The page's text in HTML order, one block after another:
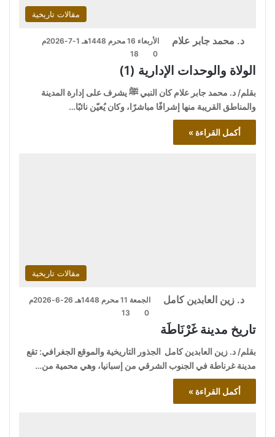
مقالات تاريخية
د. محمد جابر علام
الأربعاء 16 محرم 1448هـ 1-7-2026م
0
18
الولاة والوحدات الإدارية (1)
بقلم/ د. محمد جابر علام كان النبي ﷺ يشرف على إدارة المدينة
والمناطق القريبة منها إشرافًا مباشرًا، وكان يُعيّن نائبًا…
أكمل القراءة »
مقالات تاريخية
د. زين العابدين كامل
الجمعة 11 محرم 1448هـ 26-6-2026م
0
13
تاريخ مدينة غَرْنَاطَة
بقلم/ د. زين العابدين كامل الجذور التاريخية والموقع الجغرافي: تقع
مدينة غرناطة في الجنوب الشرقي من إسبانيا، وهي محمية من…
أكمل القراءة »